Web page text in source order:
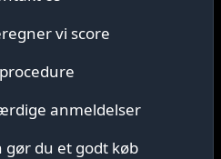
vi score
anmeldelser
gør du et godt køb